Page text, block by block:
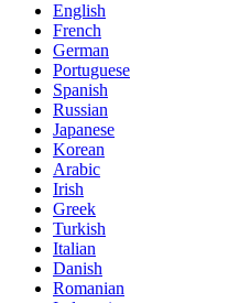
English
French
German
Portuguese
Spanish
Russian
Japanese
Korean
Arabic
Irish
Greek
Turkish
Italian
Danish
Romanian